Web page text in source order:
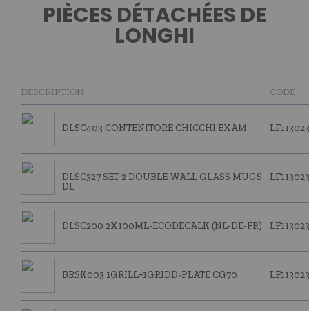
PIÈCES DÉTACHÉES DE
LONGHI
DESCRIPTION CODE
DLSC403 CONTENITORE CHICCHI EXAM
DLSC327 SET 2 DOUBLE WALL GLASS MUGS
DL
DLSC200 2X100ML-ECODECALK (NL-DE-FR)
BRSK003 1GRILL+1GRIDD-PLATE CG70